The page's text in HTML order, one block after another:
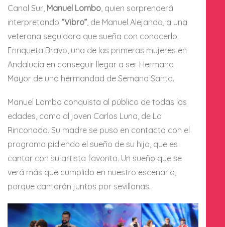
Canal Sur, Manuel Lombo, quien sorprenderá
interpretando “Vibro”, de Manuel Alejando, a una
veterana seguidora que sueña con conocerlo:
Enriqueta Bravo, una de las primeras mujeres en
Andalucía en conseguir llegar a ser Hermana
Mayor de una hermandad de Semana Santa.
Manuel Lombo conquista al público de todas las
edades, como al joven Carlos Luna, de La
Rinconada. Su madre se puso en contacto con el
programa pidiendo el sueño de su hijo, que es
cantar con su artista favorito. Un sueño que se
verá más que cumplido en nuestro escenario,
porque cantarán juntos por sevillanas.